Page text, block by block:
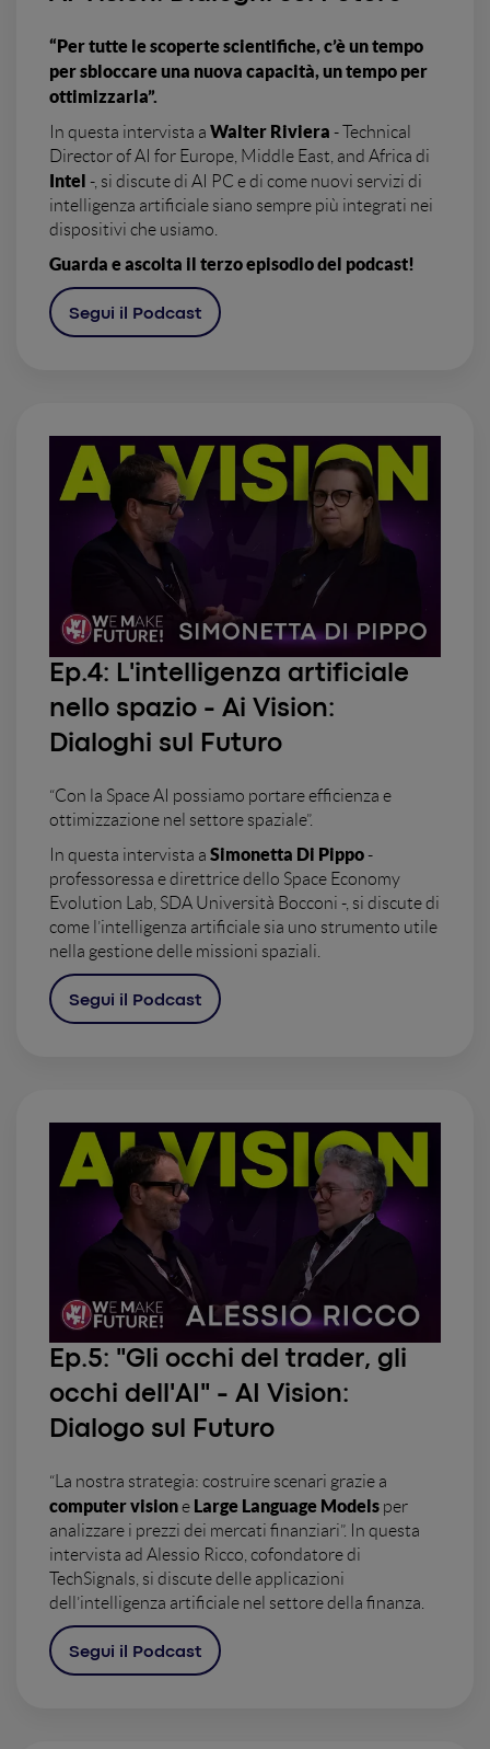
“Per tutte le scoperte scientifiche, c’è un tempo
per sbloccare una nuova capacità, un tempo per
ottimizzarla”.
In questa intervista a Walter Riviera - Technical
Director of AI for Europe, Middle East, and Africa di
Intel -, si discute di AI PC e di come nuovi servizi di
intelligenza artificiale siano sempre più integrati nei
dispositivi che usiamo.
Guarda e ascolta il terzo episodio del podcast!
Segui il Podcast
Ep.4: L'intelligenza artificiale
nello spazio - Ai Vision:
Dialoghi sul Futuro
“Con la Space AI possiamo portare efficienza e
ottimizzazione nel settore spaziale”.
In questa intervista a Simonetta Di Pippo-
professoressa e direttrice dello Space Economy
Evolution Lab, SDA Università Bocconi -, si discute di
come l’intelligenza artificiale sia uno strumento utile
nella gestione delle missioni spaziali.
Segui il Podcast
Ep.5: "Gli occhi del trader, gli
occhi dell'AI" - AI Vision:
Dialogo sul Futuro
“La nostra strategia: costruire scenari grazie a
computer visione Large Language Models per
analizzare i prezzi dei mercati finanziari”. In questa
intervista ad Alessio Ricco, cofondatore di
TechSignals, si discute delle applicazioni
dell’intelligenza artificiale nel settore della finanza.
Segui il Podcast